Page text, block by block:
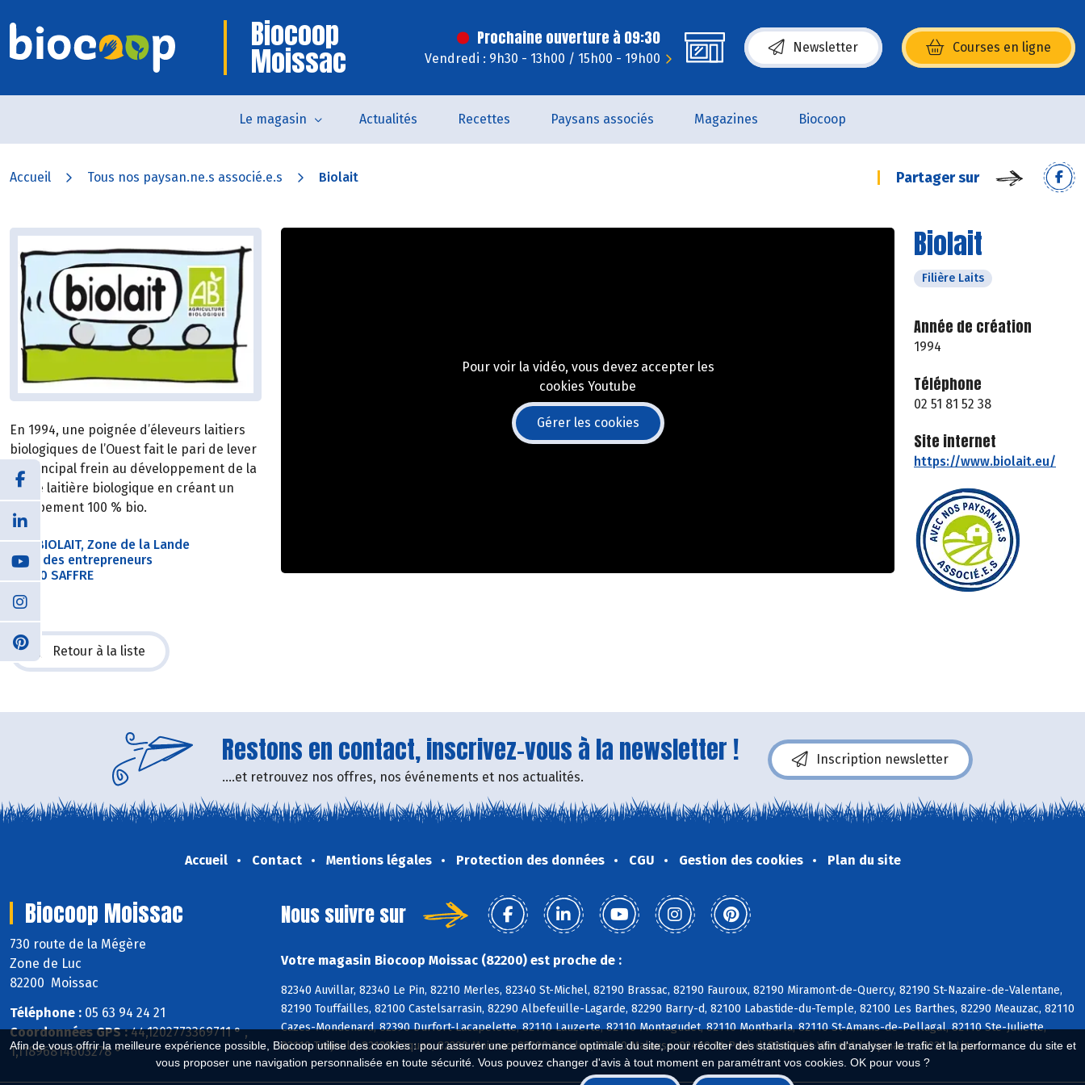
Afin de vous offrir la meilleure expérience possible, Biocoop utilise des cookies : pour assurer une performance optimale du site, pour récolter des statistiques afin d'analyser le trafic et la performance du site et
vous proposer une navigation personnalisée en toute sécurité. Vous pouvez changer d'avis à tout moment en paramétrant vos cookies. OK pour vous ?
Biocoop
Moissac
Prochaine ouverture à 09:30
Vendredi : 9h30 - 13h00 / 15h00 - 19h00
Newsletter Courses en ligne
(s’ouvre dans une nouvelle fenêtre)
Le magasin Actualités Recettes Paysans associés Magazines Biocoop
Accueil Tous nos paysan.ne.s associé.e.s Biolait Partager sur
Biolait
Filière Laits
Année de création
1994
Téléphone
02 51 81 52 38
Site internet
https://www.biolait.eu/
En 1994, une poignée d’éleveurs laitiers
biologiques de l’Ouest fait le pari de lever
le principal frein au développement de la
filière laitière biologique en créant un
groupement 100 % bio.
SAS BIOLAIT, Zone de la Lande
5 rue des entrepreneurs
44390 SAFFRE
Pour voir la vidéo, vous devez accepter les
cookies Youtube
Gérer les cookies
Retour à la liste
Restons en contact, inscrivez-vous à la newsletter !
....et retrouvez nos offres, nos événements et nos actualités.
Inscription newsletter
Accueil Contact Mentions légales Protection des données CGU Gestion des cookies Plan du site
Biocoop Moissac
730 route de la Mégère
Zone de Luc
82200 Moissac
Téléphone : 05 63 94 24 21
Coordonnées GPS :44,1202773369711 ° ,
1,11896814603278 °
Nous suivre sur
Votre magasin Biocoop Moissac (82200) est proche de :
82340 Auvillar, 82340 Le Pin, 82210 Merles, 82340 St-Michel, 82190 Brassac, 82190 Fauroux, 82190 Miramont-de-Quercy, 82190 St-Nazaire-de-Valentane,
82190 Touffailles, 82100 Castelsarrasin, 82290 Albefeuille-Lagarde, 82290 Barry-d, 82100 Labastide-du-Temple, 82100 Les Barthes, 82290 Meauzac, 82110
Cazes-Mondenard, 82390 Durfort-Lacapelette, 82110 Lauzerte, 82110 Montagudet, 82110 Montbarla, 82110 St-Amans-de-Pellagal, 82110 Ste-Juliette,
82110 Tréjouls, 82120 Asques, 82200 Moissac, 82200 Boudou, 82200 Malause, 82400 St-Paul-d, 82400 St-Vincent-Lespinasse, 82200 Lizac